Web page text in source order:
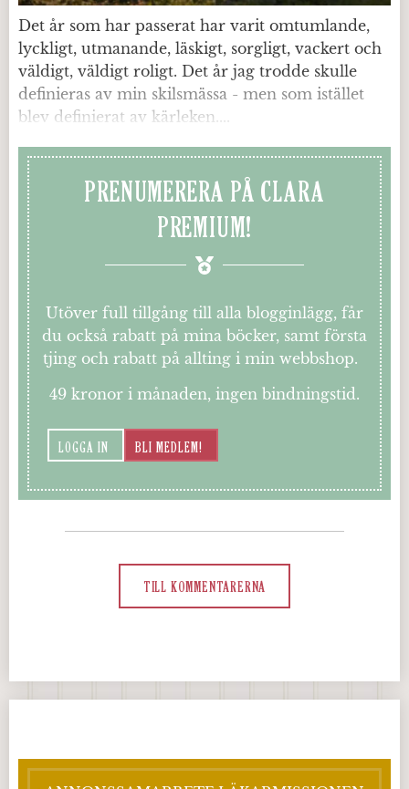
Det år som har passerat har varit omtumlande,
lyckligt, utmanande, läskigt, sorgligt, vackert och
väldigt, väldigt roligt. Det år jag trodde skulle
definieras av min skilsmässa - men som istället
blev definierat av kärleken....
PRENUMERERA PÅ CLARA
PREMIUM!
Utöver full tillgång till alla blogginlägg, får
du också rabatt på mina böcker, samt första
tjing och rabatt på allting i min webbshop.
49 kronor i månaden, ingen bindningstid.
LOGGA IN BLI MEDLEM!
TILL KOMMENTARERNA